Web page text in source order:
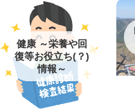
健康 ～栄養や回
復等お役立ち(？)
情報～